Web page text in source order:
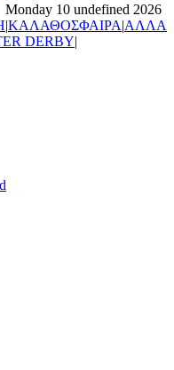
Monday 10 undefined 2026
|ΚΑΛΑΘΟΣΦΑΙΡΑ|ΑΛΛΑ
DERBY|